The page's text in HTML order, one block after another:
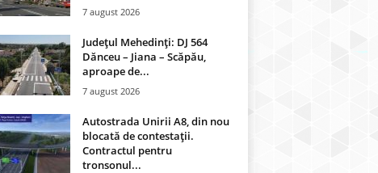
7 august 2026
Județul Mehedinți: DJ 564
Dănceu – Jiana – Scăpău,
aproape de...
7 august 2026
Autostrada Unirii A8, din nou
blocată de contestații.
Contractul pentru
tronsonul...